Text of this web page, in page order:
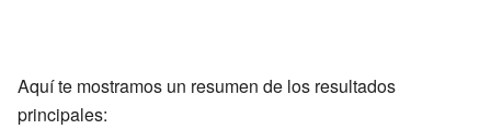
Aquí te mostramos un resumen de los resultados
principales: